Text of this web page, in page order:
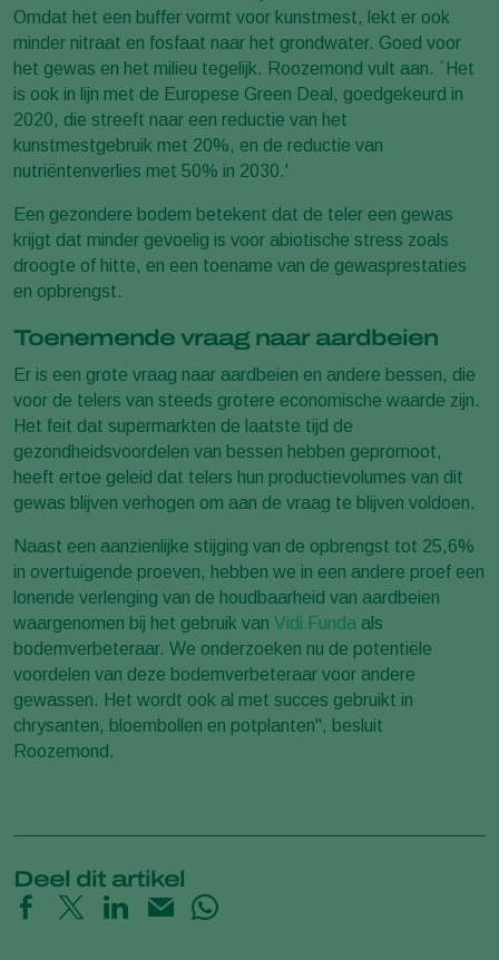
Omdat het een buffer vormt voor kunstmest, lekt er ook
minder nitraat en fosfaat naar het grondwater. Goed voor
het gewas en het milieu tegelijk. Roozemond vult aan. ´Het
is ook in lijn met de Europese Green Deal, goedgekeurd in
2020, die streeft naar een reductie van het
kunstmestgebruik met 20%, en de reductie van
nutriëntenverlies met 50% in 2030.'
Een gezondere bodem betekent dat de teler een gewas
krijgt dat minder gevoelig is voor abiotische stress zoals
droogte of hitte, en een toename van de gewasprestaties
en opbrengst.
Toenemende vraag naar aardbeien
Er is een grote vraag naar aardbeien en andere bessen, die
voor de telers van steeds grotere economische waarde zijn.
Het feit dat supermarkten de laatste tijd de
gezondheidsvoordelen van bessen hebben gepromoot,
heeft ertoe geleid dat telers hun productievolumes van dit
gewas blijven verhogen om aan de vraag te blijven voldoen.
Naast een aanzienlijke stijging van de opbrengst tot 25,6%
in overtuigende proeven, hebben we in een andere proef een
lonende verlenging van de houdbaarheid van aardbeien
waargenomen bij het gebruik van Vidi Funda als
bodemverbeteraar. We onderzoeken nu de potentiële
voordelen van deze bodemverbeteraar voor andere
gewassen. Het wordt ook al met succes gebruikt in
chrysanten, bloembollen en potplanten", besluit
Roozemond.
Deel dit artikel